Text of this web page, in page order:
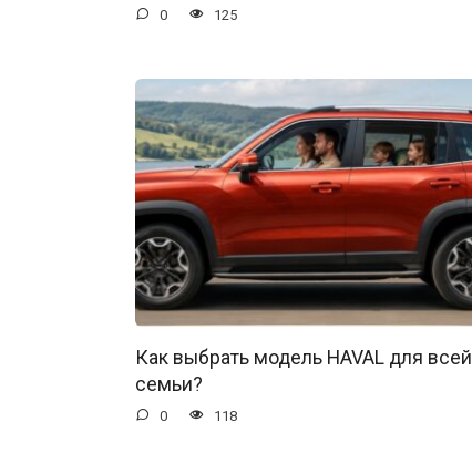
0 125
Как выбрать модель HAVAL для всей
семьи?
0 118